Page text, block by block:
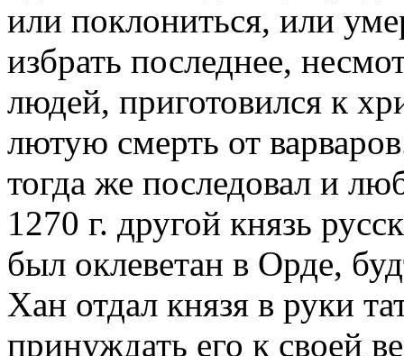
или поклониться, или
избрать последнее,
людей, приготовился к
лютую смерть от
тогда же последовал и
1270 г. другой князь
был оклеветан в Орде,
Хан отдал князя в руки
принуждать его к своей